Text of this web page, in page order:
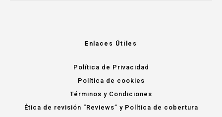
Enlaces Útiles
Política de Privacidad
Política de cookies
Términos y Condiciones
Ética de revisión “Reviews” y Política de cobertura